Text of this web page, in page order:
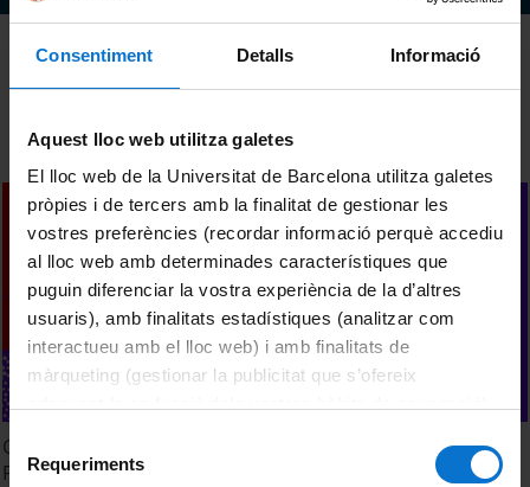
Consentiment Detalls Informació
Aquest lloc web utilitza galetes
El lloc web de la Universitat de Barcelona utilitza galetes
pròpies i de tercers amb la finalitat de gestionar les
vostres preferències (recordar informació perquè accediu
al lloc web amb determinades característiques que
puguin diferenciar la vostra experiència de la d’altres
usuaris), amb finalitats estadístiques (analitzar com
interactueu amb el lloc web) i amb finalitats de
màrqueting (gestionar la publicitat que s’ofereix
consultar laPolítica de galetes del lloc web de la
Selecció
de Requeriments
Ordenar
CETT. Acte de Finalització d'Estudis. Màsters i Postgraus.
Promoció 2023-2024